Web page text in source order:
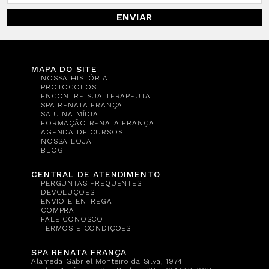
ENVIAR
MAPA DO SITE
NOSSA HISTÓRIA
PROTOCOLOS
ENCONTRE SUA TERAPEUTA
SPA RENATA FRANÇA
SAIU NA MÍDIA
FORMAÇÃO RENATA FRANÇA
AGENDA DE CURSOS
NOSSA LOJA
BLOG
CENTRAL DE ATENDIMENTO
PERGUNTAS FREQUENTES
DEVOLUÇÕES
ENVIO E ENTREGA
COMPRA
FALE CONOSCO
TERMOS E CONDIÇÕES
SPA RENATA FRANÇA
Alameda Gabriel Monteiro da Silva, 1974